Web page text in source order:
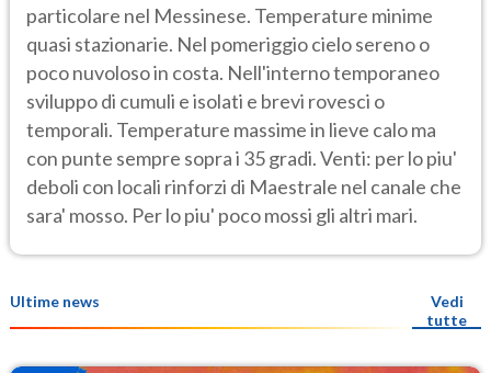
particolare nel Messinese. Temperature minime
quasi stazionarie. Nel pomeriggio cielo sereno o
poco nuvoloso in costa. Nell'interno temporaneo
sviluppo di cumuli e isolati e brevi rovesci o
temporali. Temperature massime in lieve calo ma
con punte sempre sopra i 35 gradi. Venti: per lo piu'
deboli con locali rinforzi di Maestrale nel canale che
sara' mosso. Per lo piu' poco mossi gli altri mari.
Ultime news
Vedi
tutte